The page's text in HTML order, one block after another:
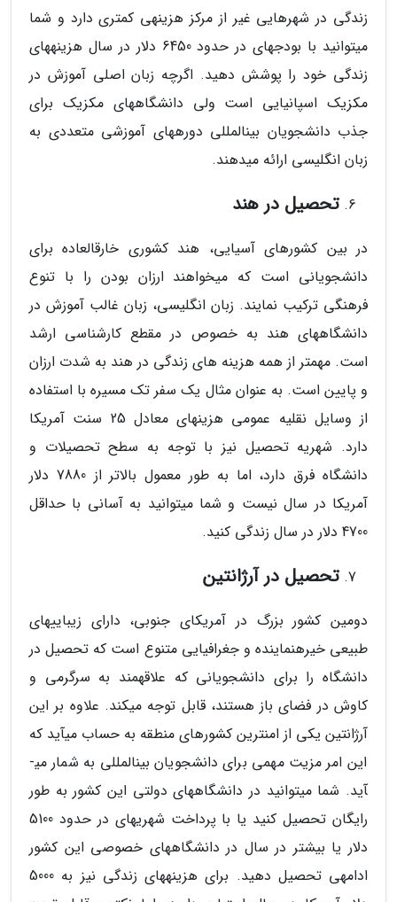
زندگی در شهرهایی غیر از مرکز هزینه­ی کمتری دارد و شما
می­توانید با بودجه­ای در حدود 6450 دلار در سال هزینه­های
زندگی خود را پوشش دهید. اگرچه زبان اصلی آموزش در
مکزیک اسپانیایی است ولی دانشگاه­های مکزیک برای
جذب دانشجویان بین­المللی دوره­های آموزشی متعددی به
زبان انگلیسی ارائه می­دهند.
تحصیل در هند
در بین کشورهای آسیایی، هند کشوری خارق­العاده­ برای
دانشجویانی است که می­خواهند ارزان بودن را با تنوع
فرهنگی ترکیب نمایند. زبان انگلیسی، زبان غالب آموزش در
دانشگاه­های هند به خصوص در مقطع کارشناسی ارشد
است. مهم­تر از همه هزینه ­های زندگی در هند به شدت ارزان
و پایین است. به عنوان مثال یک سفر تک مسیره با استفاده
از وسایل نقلیه عمومی هزینه­ای معادل 25 سنت آمریکا
دارد. شهریه تحصیل نیز با توجه به سطح تحصیلات و
دانشگاه فرق دارد، اما به طور معمول بالاتر از 7880 دلار
آمریکا در سال نیست و شما می­توانید به آسانی با حداقل
4700 دلار در سال زندگی کنید.
تحصیل در آرژانتین
دومین کشور بزرگ در آمریکای جنوبی، دارای زیبایی­های
طبیعی خیره­نماینده و جغرافیایی متنوع است که تحصیل در
دانشگاه را برای دانشجویانی که علاقه­مند به سرگرمی و
کاوش در فضای باز هستند، قابل توجه می­کند. علاوه بر این
آرژانتین یکی از امن­ترین کشورهای منطقه به حساب می­آید که
این امر مزیت مهمی برای دانشجویان بین­المللی به شمار می­
آید. شما می­توانید در دانشگاه­های دولتی این کشور به طور
رایگان تحصیل کنید یا با پرداخت شهریه­ای در حدود 5100
دلار یا بیشتر در سال در دانشگاه­های خصوصی این کشور
ادامه­ی تحصیل دهید. برای هزینه­های زندگی نیز به 5000